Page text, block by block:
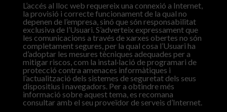
L’accés al lloc web requereix una connexió a Internet,
la provisió i correcte funcionament de la qual no
depenen de l’empresa, sinó que són responsabilitat
exclusiva de l’Usuari. S’adverteix expressament que
les comunicacions a través de xarxes obertes no són
completament segures, per la qual cosa l’Usuari ha
d’adoptar les mesures tècniques adequades per a
mitigar riscos, com la instal·lació de programari de
protecció contra amenaces informàtiques i
l’actualització dels sistemes de seguretat dels seus
dispositius i navegadors. Per a obtindre més
informació sobre aquest tema, es recomana
consultar amb el seu proveïdor de serveis d’Internet.